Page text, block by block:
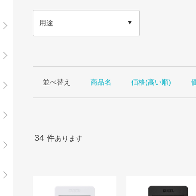
用途
並べ替え 商品名 価格(高い順)
34 件あります